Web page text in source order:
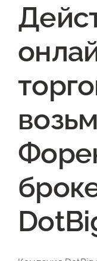
Contact Us